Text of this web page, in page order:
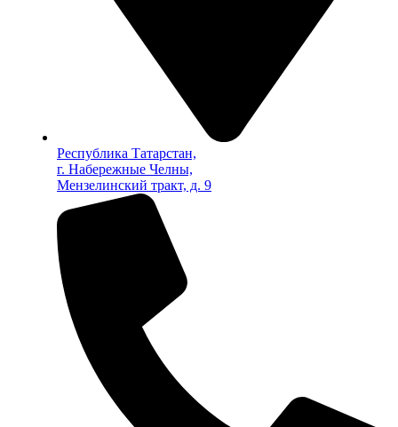
Республика Татарстан,
г. Набережные Челны,
Мензелинский тракт, д. 9